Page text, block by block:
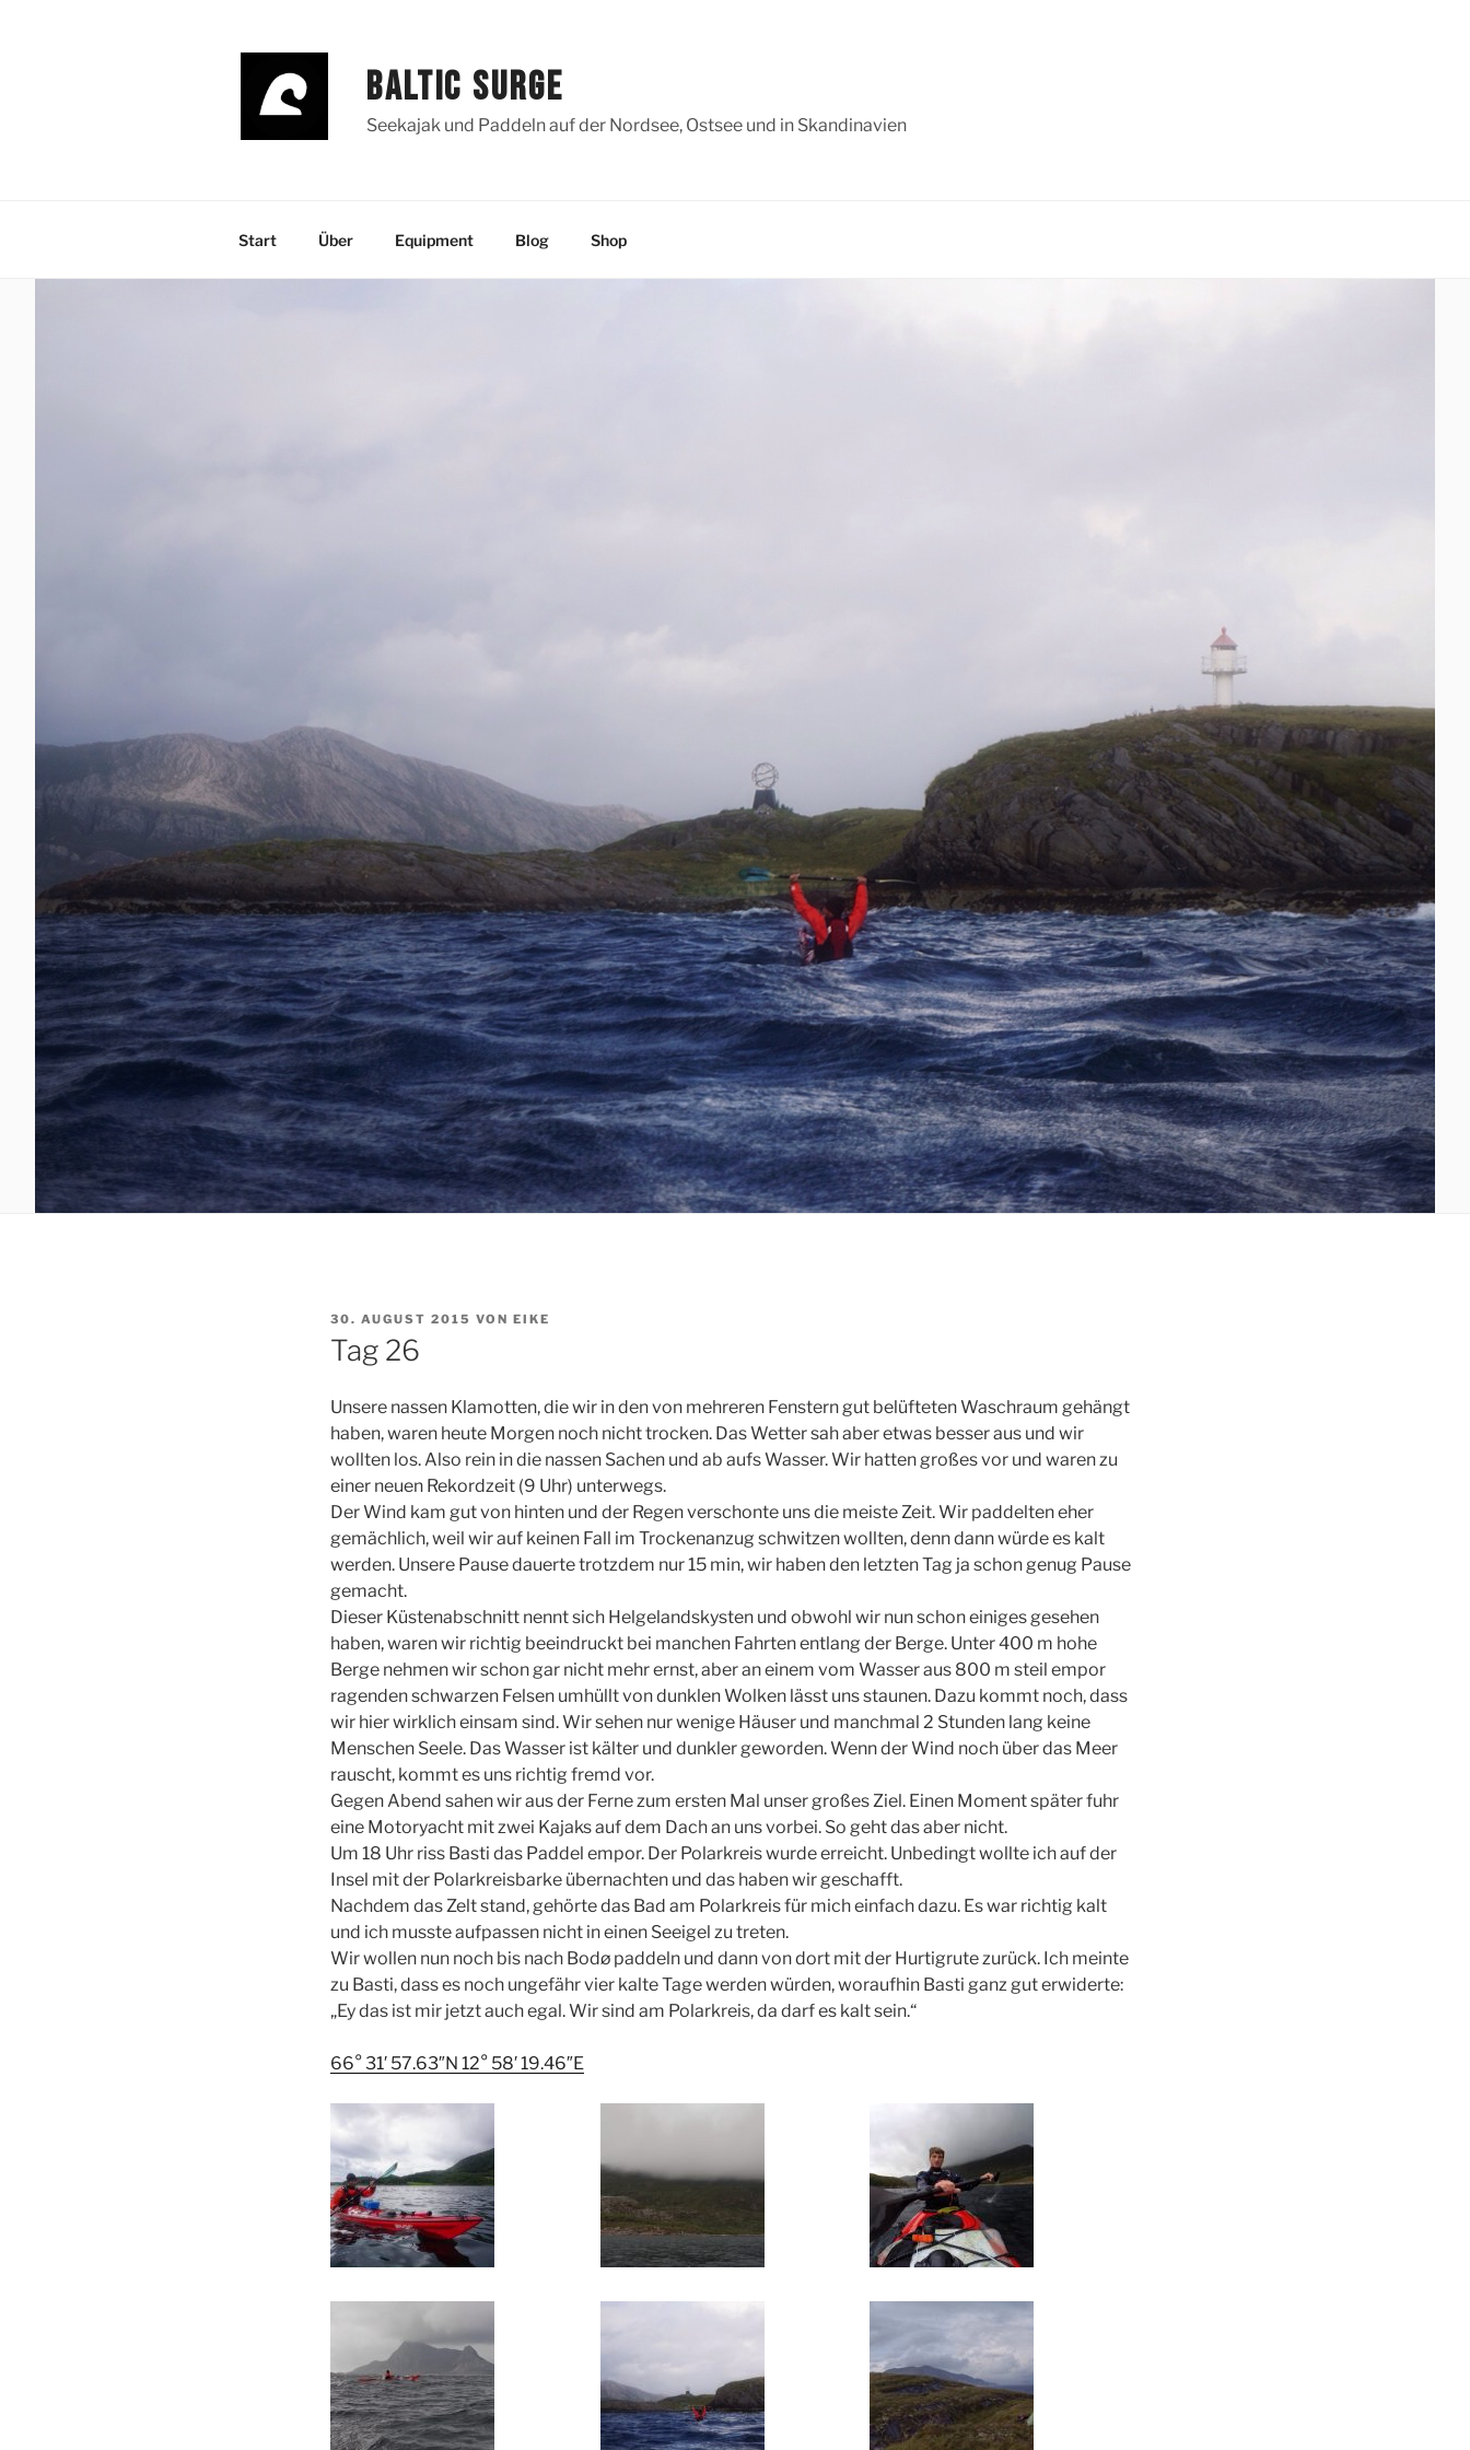
BALTIC SURGE
Seekajak und Paddeln auf der Nordsee, Ostsee und in Skandinavien
Start Über Equipment Blog Shop
VERÖFFENTLICHT
AM
30. AUGUST 2015 VON EIKE
Tag 26
Unsere nassen Klamotten, die wir in den von mehreren Fenstern gut belüfteten Waschraum gehängt
haben, waren heute Morgen noch nicht trocken. Das Wetter sah aber etwas besser aus und wir
wollten los. Also rein in die nassen Sachen und ab aufs Wasser. Wir hatten großes vor und waren zu
einer neuen Rekordzeit (9 Uhr) unterwegs.
Der Wind kam gut von hinten und der Regen verschonte uns die meiste Zeit. Wir paddelten eher
gemächlich, weil wir auf keinen Fall im Trockenanzug schwitzen wollten, denn dann würde es kalt
werden. Unsere Pause dauerte trotzdem nur 15 min, wir haben den letzten Tag ja schon genug Pause
gemacht.
Dieser Küstenabschnitt nennt sich Helgelandskysten und obwohl wir nun schon einiges gesehen
haben, waren wir richtig beeindruckt bei manchen Fahrten entlang der Berge. Unter 400 m hohe
Berge nehmen wir schon gar nicht mehr ernst, aber an einem vom Wasser aus 800 m steil empor
ragenden schwarzen Felsen umhüllt von dunklen Wolken lässt uns staunen. Dazu kommt noch, dass
wir hier wirklich einsam sind. Wir sehen nur wenige Häuser und manchmal 2 Stunden lang keine
Menschen Seele. Das Wasser ist kälter und dunkler geworden. Wenn der Wind noch über das Meer
rauscht, kommt es uns richtig fremd vor.
Gegen Abend sahen wir aus der Ferne zum ersten Mal unser großes Ziel. Einen Moment später fuhr
eine Motoryacht mit zwei Kajaks auf dem Dach an uns vorbei. So geht das aber nicht.
Um 18 Uhr riss Basti das Paddel empor. Der Polarkreis wurde erreicht. Unbedingt wollte ich auf der
Insel mit der Polarkreisbarke übernachten und das haben wir geschafft.
Nachdem das Zelt stand, gehörte das Bad am Polarkreis für mich einfach dazu. Es war richtig kalt
und ich musste aufpassen nicht in einen Seeigel zu treten.
Wir wollen nun noch bis nach Bodø paddeln und dann von dort mit der Hurtigrute zurück. Ich meinte
zu Basti, dass es noch ungefähr vier kalte Tage werden würden, woraufhin Basti ganz gut erwiderte:
„Ey das ist mir jetzt auch egal. Wir sind am Polarkreis, da darf es kalt sein.“
66° 31′ 57.63″N 12° 58′ 19.46″E